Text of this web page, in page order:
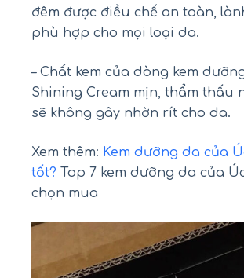
đêm được điều chế an toàn,
phù hợp cho mọi loại da.
– Chất kem của dòng kem
Shining Cream mịn, thẩm thấu
sẽ không gây nhờn rít cho da.
Xem thêm: Kem dưỡng da của
tốt? Top 7 kem dưỡng da của
chọn mua